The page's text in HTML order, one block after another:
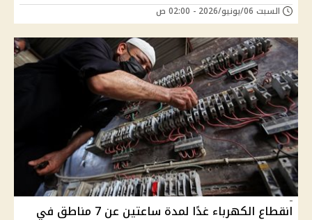
السبت 06/يونيو/2026 - 02:00 ص
انقطاع الكهرباء غدًا لمدة ساعتين عن 7 مناطق في